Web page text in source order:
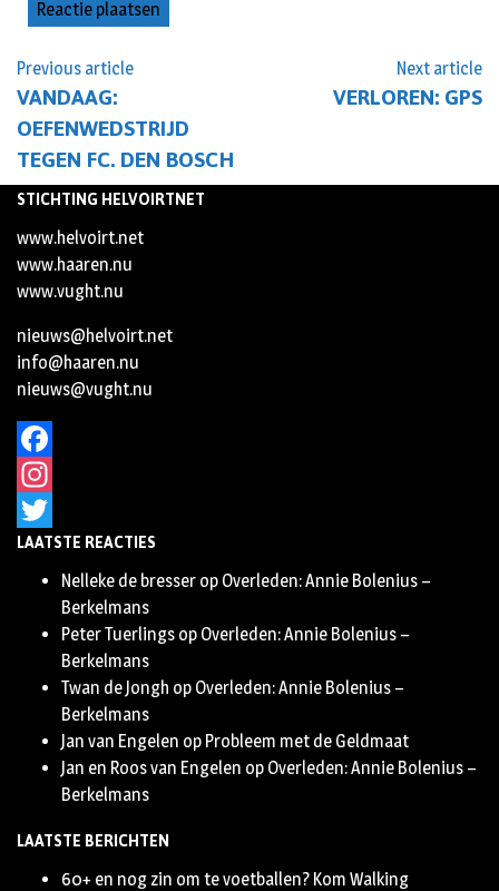
Previous article
VANDAAG:
OEFENWEDSTRIJD
TEGEN FC. DEN BOSCH
Next article
VERLOREN: GPS
STICHTING HELVOIRTNET
www.helvoirt.net
www.haaren.nu
www.vught.nu
nieuws@helvoirt.net
info@haaren.nu
nieuws@vught.nu
Facebook
Instagram
Twitter
LAATSTE REACTIES
Nelleke de bresser op Overleden: Annie Bolenius –
Berkelmans
Peter Tuerlings op Overleden: Annie Bolenius –
Berkelmans
Twan de Jongh op Overleden: Annie Bolenius –
Berkelmans
Jan van Engelen op Probleem met de Geldmaat
Jan en Roos van Engelen op Overleden: Annie Bolenius –
Berkelmans
LAATSTE BERICHTEN
60+ en nog zin om te voetballen? Kom Walking